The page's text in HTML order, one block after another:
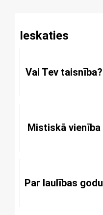
Ieskaties
Vai Tev taisnība?
Mistiskā vienība
Par laulības godu